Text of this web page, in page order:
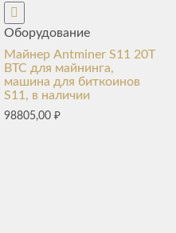
Оборудование
Майнер Antminer S11 20T
BTC для майнинга,
машина для биткоинов
S11, в наличии
98805,00₽